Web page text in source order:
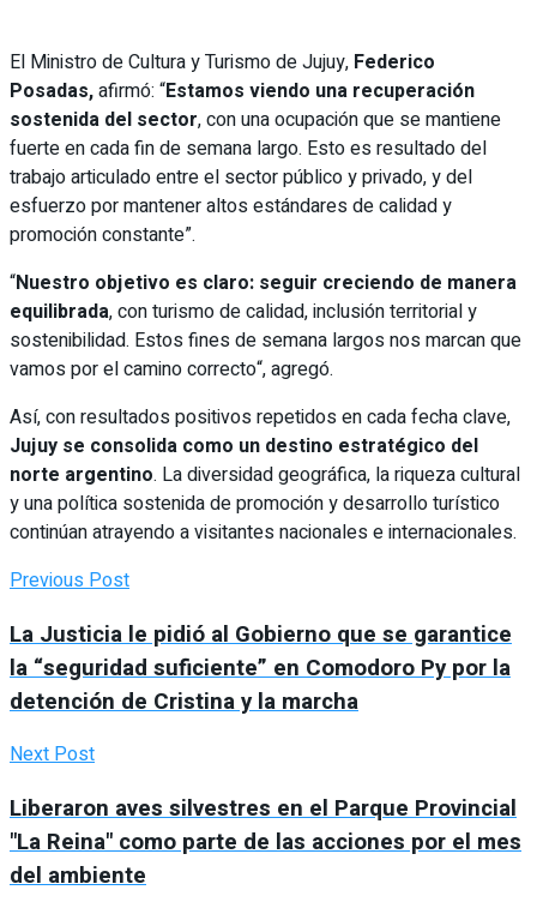
El Ministro de Cultura y Turismo de Jujuy, Federico
Posadas,afirmó: “Estamos viendo una recuperación
sostenida del sector, con una ocupación que se mantiene
fuerte en cada fin de semana largo. Esto es resultado del
trabajo articulado entre el sector público y privado, y del
esfuerzo por mantener altos estándares de calidad y
promoción constante”.
“Nuestro objetivo es claro: seguir creciendo de manera
equilibrada, con turismo de calidad, inclusión territorial y
sostenibilidad. Estos fines de semana largos nos marcan que
vamos por el camino correcto“, agregó.
Así, con resultados positivos repetidos en cada fecha clave,
Jujuy se consolida como un destino estratégico del
norte argentino. La diversidad geográfica, la riqueza cultural
y una política sostenida de promoción y desarrollo turístico
continúan atrayendo a visitantes nacionales e internacionales.
Previous Post
La Justicia le pidió al Gobierno que se garantice
la “seguridad suficiente” en Comodoro Py por la
detención de Cristina y la marcha
Next Post
Liberaron aves silvestres en el Parque Provincial
"La Reina" como parte de las acciones por el mes
del ambiente